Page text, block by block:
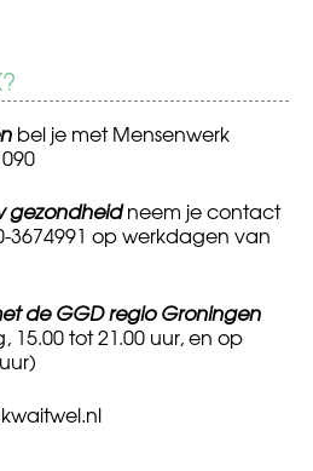
bel je met Mensenwerk
gezondheidneem je contact
3674991 op werkdagen van
de GGD regio Groningen
tot 21.00 uur, en op